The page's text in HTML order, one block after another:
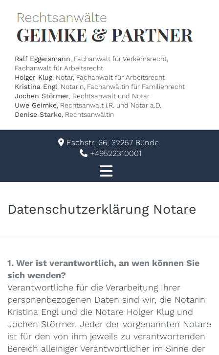
Ralf Eggersmann , Fachanwalt für Verkehrsrecht,
Fachanwalt für Arbeitsrecht
Holger Klug, Notar, Fachanwalt für Arbeitsrecht
Kristina Engl , Notarin, Fachanwältin für Familienrecht
Jochen Störmer , Rechtsanwalt und Notar
Uwe Geimke , Rechtsanwalt i.R. und Notar a.D.
Denise Starke , Rechtsanwältin
Eschstr. 66, 32257 Bünde
 +49522310001
Datenschutzerklärung Notare
1. Wer ist verantwortlich, an wen können Sie
sich wenden?
Verantwortliche für die Verarbeitung Ihrer
personenbezogenen Daten sind wir, die Notarin
Kristina Engl und die Notare Holger Klug und
Jochen Störmer. Jeder der vorgenannten Notare
ist für den von ihm jeweils zu verantwortenden
Bereich alleiniger Verantwortlicher im Sinne der